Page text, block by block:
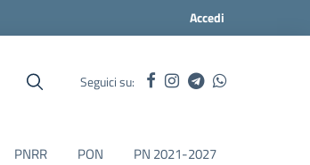
Accedi
Seguici su:
PNRR PON PN 2021-2027